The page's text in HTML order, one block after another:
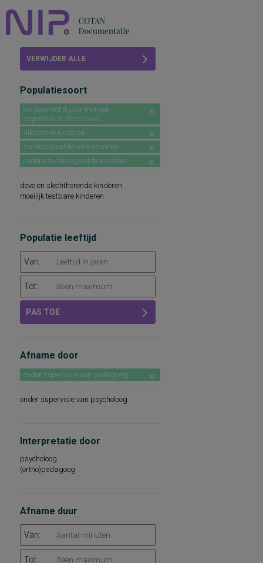
Abonneren
VERWIJDER ALLE
Populatiesoort
kinderen tot 8 jaar met een
cognitieve achterstand
allochtone kinderen
zwakbegaafde volwassenen
oudere zwakbegaafde kinderen
dove en slechthorende kinderen
moeilijk testbare kinderen
Populatie leeftijd
Van:
Tot:
PAS TOE
Afname door
onder supervisie van pedagoog
onder supervisie van psycholoog
Interpretatie door
psycholoog
(ortho)pedagoog
Afname duur
Van:
Tot: